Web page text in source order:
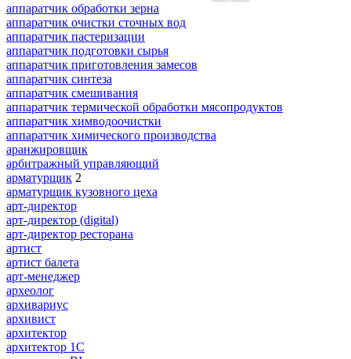
аппаратчик обработки зерна
аппаратчик очистки сточных вод
аппаратчик пастеризации
аппаратчик подготовки сырья
аппаратчик приготовления замесов
аппаратчик синтеза
аппаратчик смешивания
аппаратчик термической обработки мясопродуктов
аппаратчик химводоочистки
аппаратчик химического производства
аранжировщик
арбитражный управляющий
арматурщик 2
арматурщик кузовного цеха
арт-директор
арт-директор (digital)
арт-директор ресторана
артист
артист балета
арт-менеджер
археолог
архивариус
архивист
архитектор
архитектор 1С